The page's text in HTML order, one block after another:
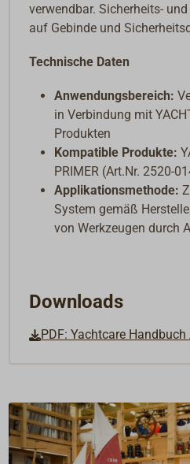
verwendbar. Sicherheits-
auf Gebinde und
Technische Daten
Anwendungsbereich:
in Verbindung mit
Produkten
Kompatible Produkte:
PRIMER (Art.Nr. 2520-
Applikationsmethode:
System gemäß
von Werkzeugen durch
Downloads
PDF: Yachtcare